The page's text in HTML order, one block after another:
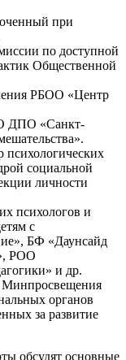
при
по доступной
Общественной
РБОО «Центр
ДПО «Санкт-
психологических
социальной
личности
психологов и
с
БФ «Даунсайд
РОО
и др.
Минпросвещения
органов
за развитие
обсудят основные